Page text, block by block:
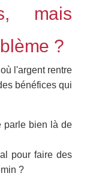
mais
?
l'argent rentre
bénéfices qui
parle bien là de
pour faire des
?